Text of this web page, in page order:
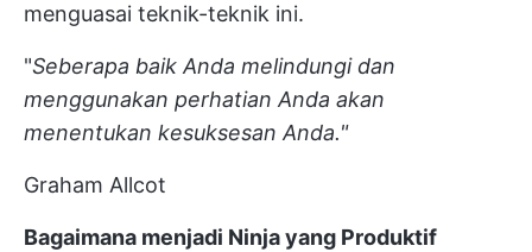
menguasai teknik-teknik ini.
"Seberapa baik Anda melindungi dan
menggunakan perhatian Anda akan
menentukan kesuksesan Anda."
Graham Allcot
Bagaimana menjadi Ninja yang Produktif